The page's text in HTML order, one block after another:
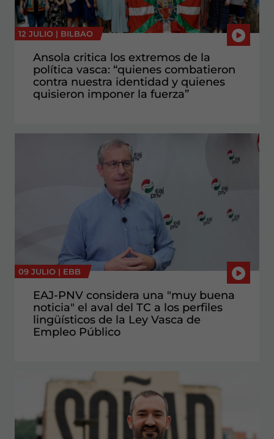
12 JULIO | BILBAO
Ansola critica los extremos de la
política vasca: “quienes combatieron
contra nuestra identidad y quienes
quisieron imponer la fuerza”
09 JULIO | EBB
EAJ-PNV considera una "muy buena
noticia" el aval del TC a los perfiles
lingüísticos de la Ley Vasca de
Empleo Público